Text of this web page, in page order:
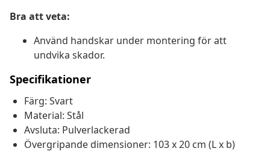
Bra att veta:
Använd handskar under montering för att
undvika skador.
Specifikationer
Färg: Svart
Material: Stål
Avsluta: Pulverlackerad
Övergripande dimensioner: 103 x 20 cm (L x b)